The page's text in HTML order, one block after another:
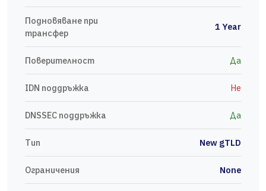
Подновяване при
трансфер
1 Year
Поверителност Да
IDN поддръжка Не
DNSSEC поддръжка Да
Тип New gTLD
Ограничения None